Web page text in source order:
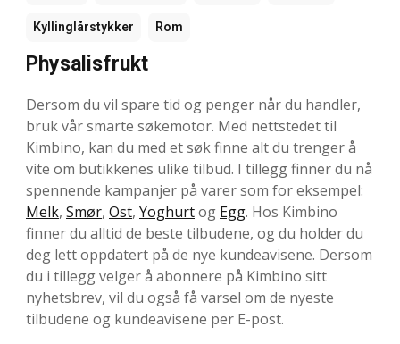
Kyllinglårstykker Rom
Physalisfrukt
Dersom du vil spare tid og penger når du handler,
bruk vår smarte søkemotor. Med nettstedet til
Kimbino, kan du med et søk finne alt du trenger å
vite om butikkenes ulike tilbud. I tillegg finner du nå
spennende kampanjer på varer som for eksempel:
Melk, Smør, Ost, Yoghurtog Egg. Hos Kimbino
finner du alltid de beste tilbudene, og du holder du
deg lett oppdatert på de nye kundeavisene. Dersom
du i tillegg velger å abonnere på Kimbino sitt
nyhetsbrev, vil du også få varsel om de nyeste
tilbudene og kundeavisene per E-post.